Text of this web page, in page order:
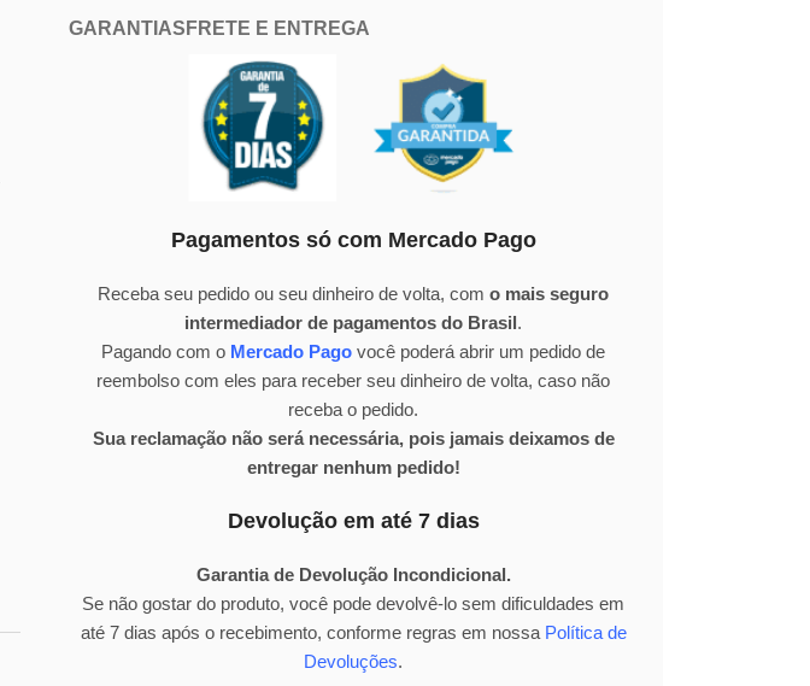
GARANTIAS FRETE E ENTREGA
Pagamentos só com Mercado Pago
Receba seu pedido ou seu dinheiro de volta, como mais seguro
intermediador de pagamentos do Brasil.
Pagando com o Mercado Pago você poderá abrir um pedido de
reembolso com eles para receber seu dinheiro de volta, caso não
receba o pedido.
Sua reclamação não será necessária, pois jamais deixamos de
entregar nenhum pedido!
Devolução em até 7 dias
Garantia de Devolução Incondicional.
Se não gostar do produto, você pode devolvê-lo sem dificuldades em
até 7 dias após o recebimento, conforme regras em nossa Política de
Devoluções.